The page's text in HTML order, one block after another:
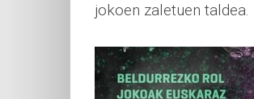
jokoen zaletuen taldea.